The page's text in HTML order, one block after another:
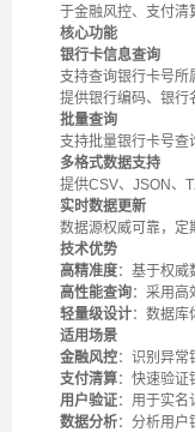
于金融风控、支付清
核心功能
银行卡信息查询
支持查询银行卡号所
提供银行编码、银行
批量查询
支持批量银行卡号查
多格式数据支持
提供CSV、JSON、
实时数据更新
数据源权威可靠，定
技术优势
高精准度：基于权威
高性能查询：采用高
轻量级设计：数据库
适用场景
金融风控：识别异常
支付清算：快速验证
用户验证：用于实名
数据分析：分析用户